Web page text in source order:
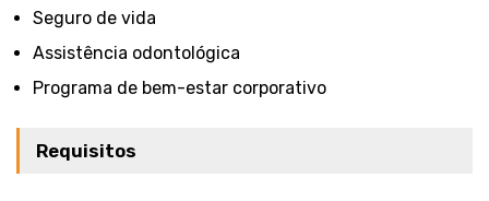
Seguro de vida
Assistência odontológica
Programa de bem-estar corporativo
Requisitos